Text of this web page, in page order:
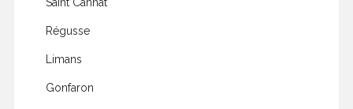
Saint Cannat
Régusse
Limans
Gonfaron